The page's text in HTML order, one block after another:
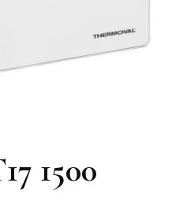
1500